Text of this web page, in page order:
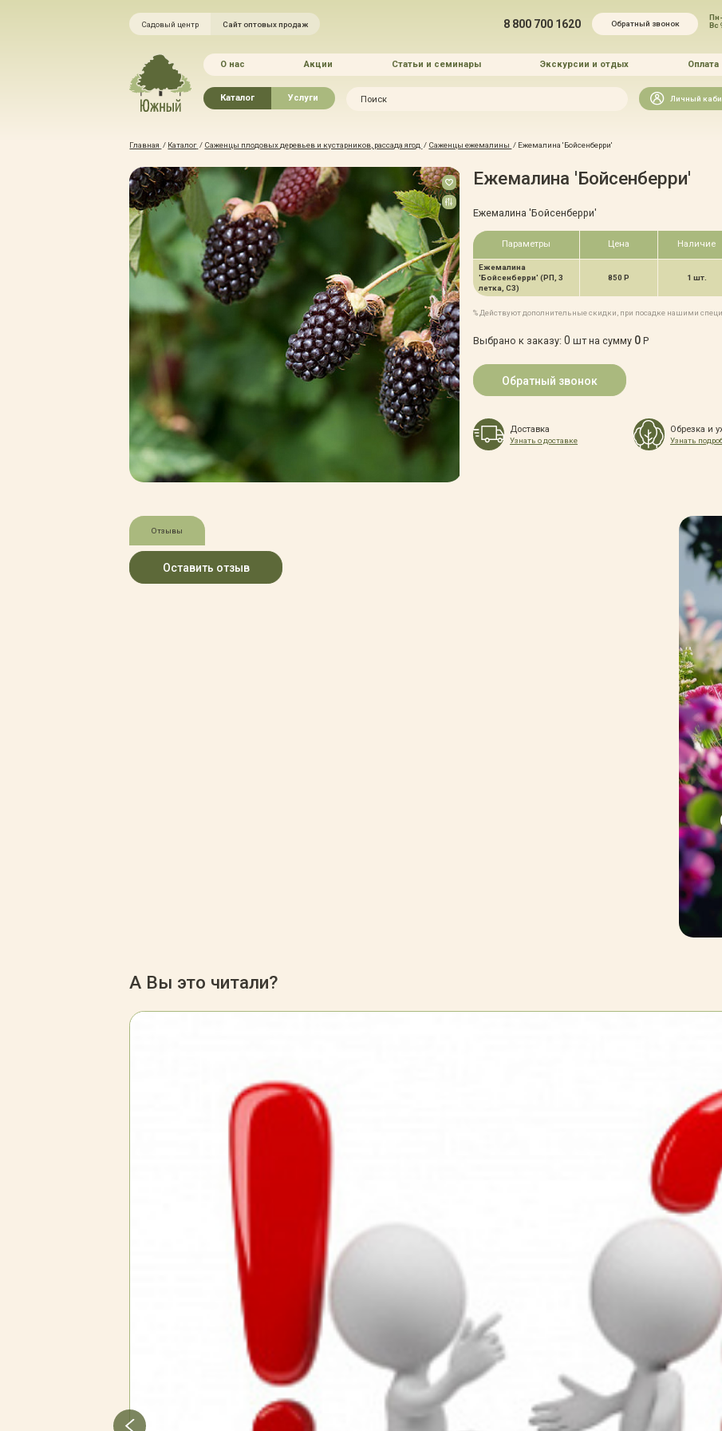
Садовый центр Сайт оптовых продаж 8 800 700 1620 Обратный звонок
Вс
О нас Акции Статьи и семинары Экскурсии и отдых Оплата
Каталог
Хвойные растения
Плодово-ягодные растения
Лиственные растения
Цветы
Водные растения
Растения вертикального
озеленения
Формованные растения
Экостория
Грунты, удобрения, отсыпка
Консультации специалистов
Системы скидок, программы
лояльности
Услуги
Благоустройство и озеленение
Зелёный доктор
Зимние услуги
Уход за садом
Портфолио
Правила оказания услуг
Доставка
Оплата
Гарантии
Автополив
Искать
Личный
Главная / Каталог / Саженцы плодовых деревьев и кустарников, рассада ягод / Саженцы ежемалины / Ежемалина 'Бойсенберри'
Ежемалина 'Бойсенберри'
Ежемалина 'Бойсенберри'
Параметры Цена Наличие
Ежемалина
'Бойсенберри' (РП, 3
летка, С3)
850 Р 1 шт.
% Действуют дополнительные скидки, при посадке нашими
Выбрано к заказу: 0 шт на сумму 0Р
Обратный звонок
Доставка
Узнать о доставке
Обрезка и
Узнать
Отзывы
Оставить отзыв
А Вы это читали?